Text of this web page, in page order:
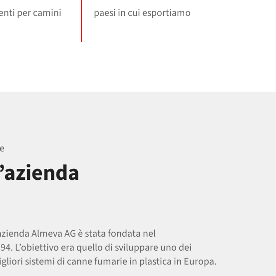
per camini
paesi in cui esportiamo
Almeva AG è stata fondata nel
L’obiettivo era quello di sviluppare uno dei
sistemi di canne fumarie in plastica in Europa.